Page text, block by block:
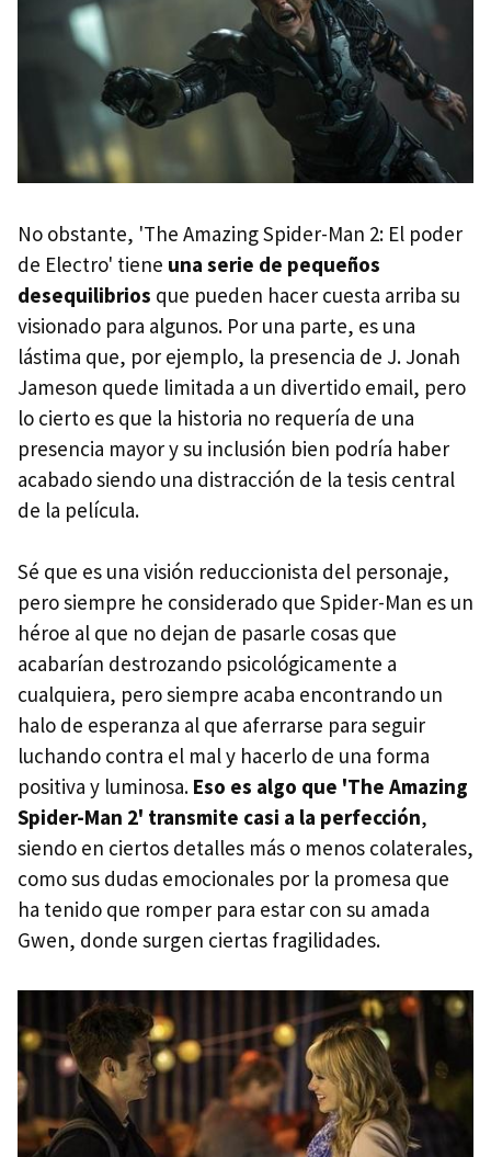
No obstante, 'The Amazing Spider-Man 2: El poder
de Electro' tiene una serie de pequeños
desequilibrios que pueden hacer cuesta arriba su
visionado para algunos. Por una parte, es una
lástima que, por ejemplo, la presencia de J. Jonah
Jameson quede limitada a un divertido email, pero
lo cierto es que la historia no requería de una
presencia mayor y su inclusión bien podría haber
acabado siendo una distracción de la tesis central
de la película.
Sé que es una visión reduccionista del personaje,
pero siempre he considerado que Spider-Man es un
héroe al que no dejan de pasarle cosas que
acabarían destrozando psicológicamente a
cualquiera, pero siempre acaba encontrando un
halo de esperanza al que aferrarse para seguir
luchando contra el mal y hacerlo de una forma
positiva y luminosa. Eso es algo que 'The Amazing
Spider-Man 2' transmite casi a la perfección,
siendo en ciertos detalles más o menos colaterales,
como sus dudas emocionales por la promesa que
ha tenido que romper para estar con su amada
Gwen, donde surgen ciertas fragilidades.